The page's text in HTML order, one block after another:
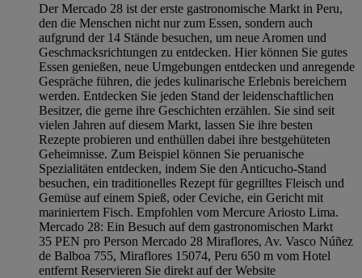
Der Mercado 28 ist der erste gastronomische Markt in Peru,
den die Menschen nicht nur zum Essen, sondern auch
aufgrund der 14 Stände besuchen, um neue Aromen und
Geschmacksrichtungen zu entdecken. Hier können Sie gutes
Essen genießen, neue Umgebungen entdecken und anregende
Gespräche führen, die jedes kulinarische Erlebnis bereichern
werden. Entdecken Sie jeden Stand der leidenschaftlichen
Besitzer, die gerne ihre Geschichten erzählen. Sie sind seit
vielen Jahren auf diesem Markt, lassen Sie ihre besten
Rezepte probieren und enthüllen dabei ihre bestgehüteten
Geheimnisse. Zum Beispiel können Sie peruanische
Spezialitäten entdecken, indem Sie den Anticucho-Stand
besuchen, ein traditionelles Rezept für gegrilltes Fleisch und
Gemüse auf einem Spieß, oder Ceviche, ein Gericht mit
mariniertem Fisch. Empfohlen vom Mercure Ariosto Lima.
Mercado 28: Ein Besuch auf dem gastronomischen Markt
35 PEN pro Person Mercado 28 Miraflores, Av. Vasco Núñez
de Balboa 755, Miraflores 15074, Peru 650 m vom Hotel
entfernt Reservieren Sie direkt auf der Website